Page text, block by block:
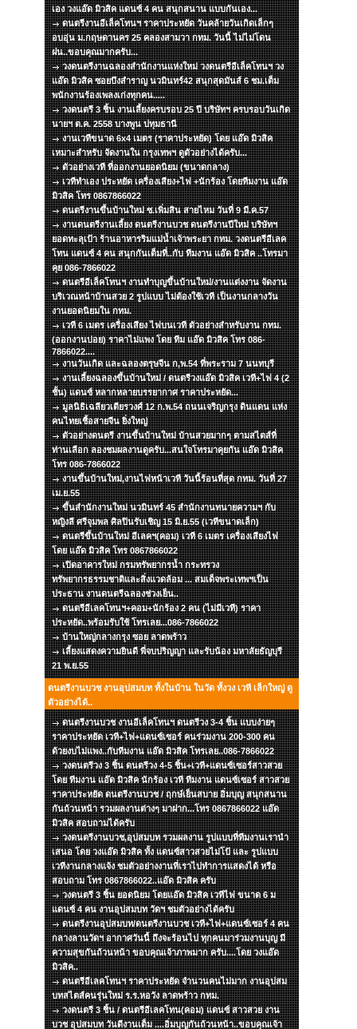
เอง วงแอ๊ด มิวสิค แดนซ์ 4 คน สนุกสนาน แบบกันเอง...
ดนตรีงานอีเล็คโทนฯ ราคาประหยัด วันคล้ายวันเกิดเล็กๆ
อบอุ่น ม.กฤษดานคร 25 คลองสามวา กทม. วันนี้ ไม่ไม่โดน
ฝน..ขอบคุณมากครับ...
วงดนตรีงานฉลองสำนักงานแห่งใหม่ วงดนตรีอีเล็คโทนฯ วง
แอ๊ด มิวสิค ซอยบึงสำราญ นวมินทร์42 สนุกสุดมันส์ 6 ชม.เต็ม
พนักงานร้องเพลงเก่งทุกคน.....
วงดนตรี 3 ชิ้น งานเลี้ยงครบรอบ 25 ปี บริษัทฯ ครบรอบวันเกิด
นายฯ ต.ค. 2558 บางพูน ปทุมธานี
งานเวทีขนาด 6x4 เมตร (ราคาประหยัด) โดย แอ๊ด มิวสิค
เหมาะสำหรับ จัดงานใน กรุงเทพฯ ดูตัวอย่างได้ครับ...
ตัวอย่างเวที ที่ออกงานยอดนิยม (ขนาดกลาง)
เวทีทำเอง ประหยัด เครื่องเสียง+ไฟ +นักร้อง โดยทีมงาน แอ๊ด
มิวสิค โทร 0867866022
ดนตรีงานขึ้นบ้านใหม่ ซ.เพิ่มสิน สายไหม วันที่ 9 มี.ค.57
งานดนตรีงานเลี้ยง ดนตรีงานบวช ดนตรีงานปีใหม่ บริษัทฯ
ยอดทะลุเป้า ร้านอาหารริมแม่น้ำเจ้าพระยา กทม. วงดนตรีอีเลค
โทน แดนซ์ 4 คน สนุกกันเต็มที่..กับ ทีมงาน แอ๊ด มิวสิค ..โทรมา
คุย 086-7866022
ดนตรีอีเล็คโทนฯ งานทำบุญขึ้นบ้านใหม่/งานแต่งงาน จัดงาน
บริเวณหน้าบ้านสวย 2 รูปแบบ ไม่ต้องใช้เวที เป็นงานกลางวัน
งานยอดนิยมใน กทม.
เวที 6 เมตร เครื่องเสียง ไฟบนเวที ตัวอย่างสำหรับงาน กทม.
(ออกงานบ่อย) ราคาไม่แพง โดย ทีม แอ๊ด มิวสิค โทร 086-
7866022....
งานวันเกิด และฉลองตรุษจีน ก,พ.54 ที่พระราม 7 นนทบุรี
งานเลี้ยงฉลองขึ้นบ้านใหม่ / ดนตรีวงแอ๊ด มิวสิค เวที+ไฟ 4 (2
ชั้น) แดนซ์ หลากหลายบรรยากาศ ราคาประหยัด...
มูลนิธิเฉลียวเตียรวงศ์ 12 ก.พ.54 ถนนเจริญกรุง ดินแดน แห่ง
คนไทยเชื้อสายจีน ยิ่งใหญ่
ตัวอย่างดนตรี งานขึ้นบ้านใหม่ บ้านสวยมากๆ ตามสไตส์ที่
ท่านเลือก ลองชมผลงานดูครับ...สนใจโทรมาคุยกัน แอ๊ด มิวสิค
โทร 086-7866022
งานขึ้นบ้านใหม่,งานไฟหน้าเวที วันนี้ร้อนที่สุด กทม. วันที่ 27
เม.ย.55
ขึ้นสำนักงานใหม่ นวมินทร์ 45 สำนักงานทนายความฯ กับ
หญิงลี ศรีจุมพล ศิลปินรับเชิญ 15 มิ.ย.55 (เวทีขนาดเล็ก)
ดนตรีขึ้นบ้านใหม่ อีเลคฯ(คอม) เวที 6 เมตร เครื่องเสียงไฟ
โดย แอ๊ด มิวสิค โทร 0867866022
เปิดอาคารใหม่ กรมทรัพยากรน้ำ กระทรวง
ทรัพยากรธรรมชาติและสิ่งแวดล้อม ... สมเด็จพระเทพฯเป็น
ประธาน งานดนตรีฉลองช่วงเย็น..
ดนตรีอีเลคโทนฯ+คอม+นักร้อง 2 คน (ไม่มีเวที) ราคา
ประหยัด..พร้อมรับใช้ โทรเลย...086-7866022
บ้านใหญ่กลางกรุง ซอย ลาดพร้าว
เลี้ยงแสดงความยินดี พี่จบปริญญา และรับน้อง มหาลัยธัญบุรี
21 พ.ย.55
ดนตรีงานบวช งานอุปสมบท ทั้งในบ้าน ในวัด ทั้งวง เวที เล็กใหญ่ ดู
ตัวอย่างได้..
ดนตรีงานบวช งานอีเล็คโทนฯ ดนตรีวง 3-4 ชิ้น แบบง่ายๆ
ราคาประหยัด เวที+ไฟ+แดนซ์เซอร์ คนร่วมงาน 200-300 คน
ด้วยงบไม่แพง..กับทีมงาน แอ๊ด มิวสิค โทรเลย..086-7866022
วงดนตรีวง 3 ชิ้น ดนตรีวง 4-5 ชิ้น+เวที+แดนซ์เซอร์สาวสวย
โดย ทีมงาน แอ๊ด มิวสิค นักร้อง เวที ทีมงาน แดนซ์เซอร์ สาวสวย
ราคาประหยัด ดนตรีงานบวช / ฤกษ์เย็นสบาย อิ่มบุญ สนุกสนาน
กันถ้วนหน้า รวมผลงานต่างๆ มาฝาก...โทร 0867866022 แอ๊ด
มิวสิค สอบถามได้ครับ
วงดนตรีงานบวช,อุปสมบท รวมผลงาน รูปแบบที่ทีมงานเรานำ
เสนอ โดย วงแอ๊ด มิวสิค ทั้ง แดนซ์สาวสวยไม่โป้ และ รูปแบบ
เวทีงานกลางแจ้ง ชมตัวอย่างงานที่เราไปทำการแสดงได้ หรือ
สอบถาม โทร 0867866022..แอ๊ด มิวสิค ครับ
วงดนตรี 3 ชิ้น ยอดนิยม โดยแอ๊ด มิวสิค เวทีไฟ ขนาด 6 ม
แดนซ์ 4 คน งานอุปสมบท วัดฯ ชมตัวอย่างได้ครับ
ดนตรีงานอุปสมบท/ดนตรีงานบวช เวที+ไฟ+แดนซ์เซอร์ 4 คน
กลางลานวัดฯ อากาศวันนี้ ถึงจะร้อนไป ทุกคนมาร่วมงานบุญ มี
ความสุขกันถ้วนหน้า ขอบคุณเจ้าภาพมาก ครับ....โดย วงแอ๊ด
มิวสิค..
ดนตรีอีเลคโทนฯ ราคาประหยัด จำนวนคนไม่มาก งานอุปสม
บทสไตส์คนรุ่นใหม่ ร.ร.หอวัง ลาดพร้าว กทม.
วงดนตรี 3 ชิ้น / ดนตรีอีเลคโทน(คอม) แดนซ์ สาวสวย งาน
บวช อุปสมบท วันดีงานเต็ม ....อิ่มบุญกันถ้วนหน้า..ขอบคุณเจ้า